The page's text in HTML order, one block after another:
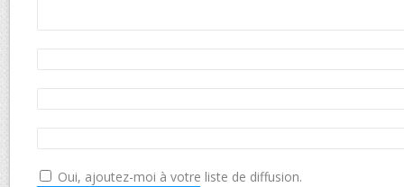
Oui, ajoutez-moi à votre liste de diffusion.